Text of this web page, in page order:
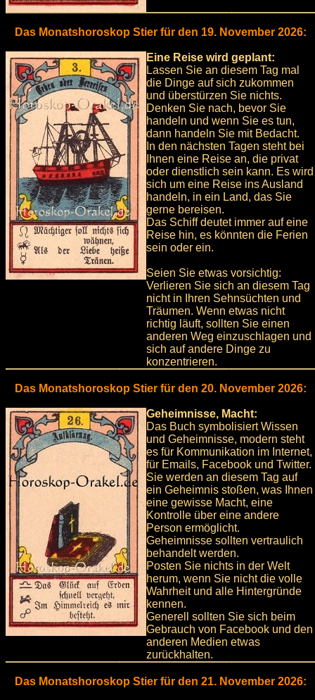
Das Monatshoroskop Stier für den 19. November 2026:
Eine Reise wird geplant:
Lassen Sie an diesem Tag mal
die Dinge auf sich zukommen
und überstürzen Sie nichts.
Denken Sie nach, bevor Sie
handeln und wenn Sie es tun,
dann handeln Sie mit Bedacht.
In den nächsten Tagen steht bei
Ihnen eine Reise an, die privat
oder dienstlich sein kann. Es wird
sich um eine Reise ins Ausland
handeln, in ein Land, das Sie
gerne bereisen.
Das Schiff deutet immer auf eine
Reise hin, es könnten die Ferien
sein oder ein.
Seien Sie etwas vorsichtig:
Verlieren Sie sich an diesem Tag
nicht in Ihren Sehnsüchten und
Träumen. Wenn etwas nicht
richtig läuft, sollten Sie einen
anderen Weg einzuschlagen und
sich auf andere Dinge zu
konzentrieren.
Das Monatshoroskop Stier für den 20. November 2026:
Geheimnisse, Macht:
Das Buch symbolisiert Wissen
und Geheimnisse, modern steht
es für Kommunikation im Internet,
für Emails, Facebook und Twitter.
Sie werden an diesem Tag auf
ein Geheimnis stoßen, was Ihnen
eine gewisse Macht, eine
Kontrolle über eine andere
Person ermöglicht.
Geheimnisse sollten vertraulich
behandelt werden.
Posten Sie nichts in der Welt
herum, wenn Sie nicht die volle
Wahrheit und alle Hintergründe
kennen.
Generell sollten Sie sich beim
Gebrauch von Facebook und den
anderen Medien etwas
zurückhalten.
Das Monatshoroskop Stier für den 21. November 2026: